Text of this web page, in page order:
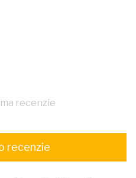
recenzie
recenzie